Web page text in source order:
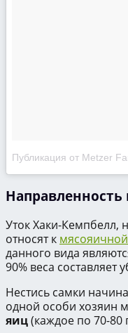
Публикация от Metzer
Уток Хаки-Кемпбелл,
относят к
данного вида
90% веса составляет
Нестись самки
одной особи хозяин
яиц(каждое по 70-80